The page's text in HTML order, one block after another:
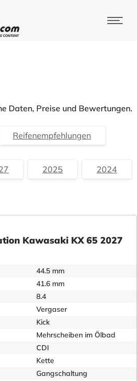
Daten, Preise und Bewertungen.
Reifenempfehlungen
2025 2024
Kawasaki KX 65 2027
44.5 mm
41.6 mm
8.4
Vergaser
Kick
Mehrscheiben im Ölbad
CDI
Kette
Gangschaltung